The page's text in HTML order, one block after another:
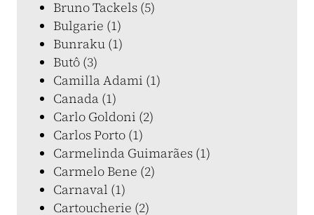
Bruno Tackels (5)
Bulgarie (1)
Bunraku (1)
Butô (3)
Camilla Adami (1)
Canada (1)
Carlo Goldoni (2)
Carlos Porto (1)
Carmelinda Guimarães (1)
Carmelo Bene (2)
Carnaval (1)
Cartoucherie (2)